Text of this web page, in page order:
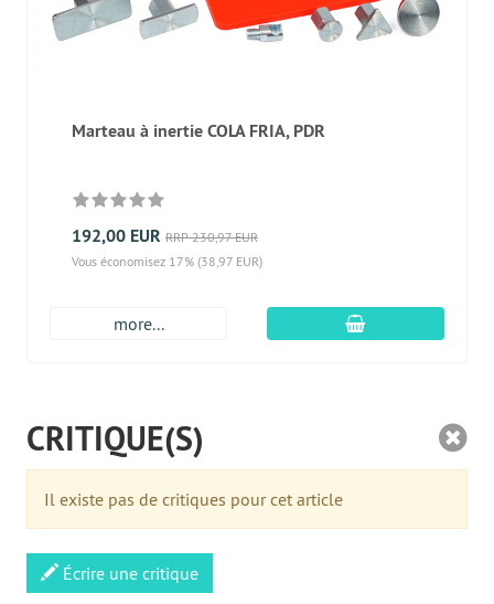
Marteau à inertie COLA FRIA, PDR
192,00 EUR RRP 230,97 EUR
Vous économisez 17% (38,97 EUR)
more... Ajouter au panier
CRITIQUE(S)
Il existe pas de critiques pour cet article
Écrire une critique